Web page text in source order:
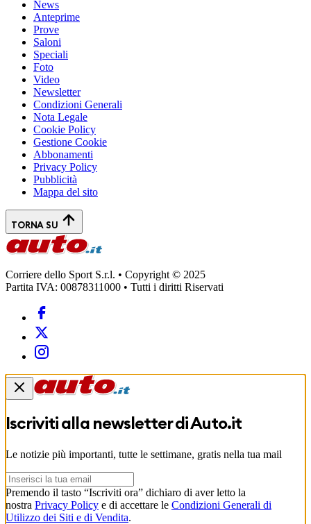
News
Anteprime
Prove
Saloni
Speciali
Foto
Video
Newsletter
Condizioni Generali
Nota Legale
Cookie Policy
Gestione Cookie
Abbonamenti
Privacy Policy
Pubblicità
Mappa del sito
TORNA SU
Corriere dello Sport S.r.l. • Copyright © 2025
Partita IVA: 00878311000 • Tutti i diritti Riservati
Iscriviti alla newsletter diAuto.it
Le notizie più importanti, tutte le settimane, gratis nella tua mail
Premendo il tasto “Iscriviti ora” dichiaro di aver letto la
nostra Privacy Policy e di accettare le Condizioni Generali di
Utilizzo dei Siti e di Vendita.